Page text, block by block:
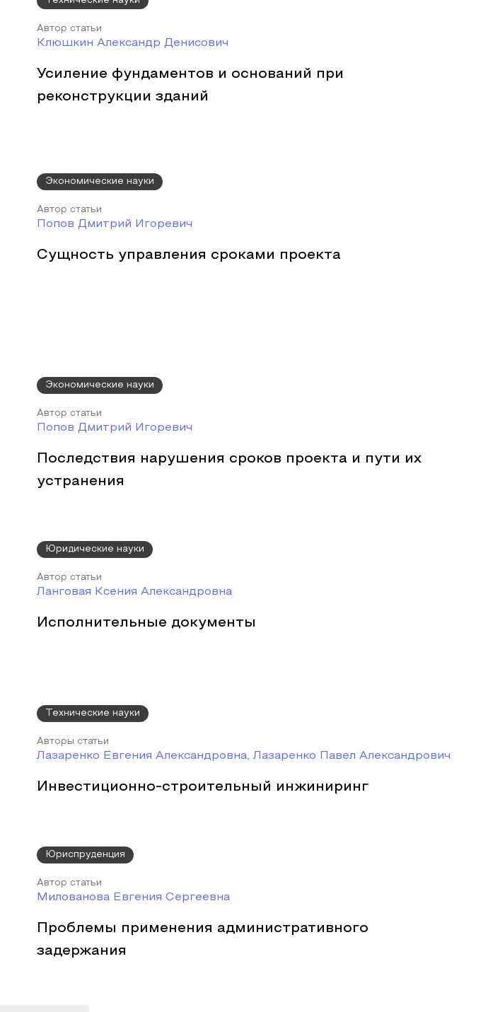
Автор статьи
Клюшкин Александр Денисович
Усиление фундаментов и оснований при
реконструкции зданий
Экономические науки
Автор статьи
Попов Дмитрий Игоревич
Сущность управления сроками проекта
Экономические науки
Автор статьи
Попов Дмитрий Игоревич
Последствия нарушения сроков проекта и пути их
устранения
Юридические науки
Автор статьи
Ланговая Ксения Александровна
Исполнительные документы
Технические науки
Авторы статьи
Лазаренко Евгения Александровна, Лазаренко Павел Александрович
Инвестиционно-строительный инжиниринг
Юриспруденция
Автор статьи
Милованова Евгения Сергеевна
Проблемы применения административного
задержания